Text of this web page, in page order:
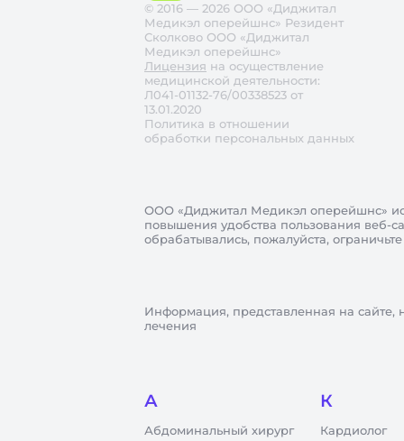
© 2016 — 2026 ООО «Диджитал
Медикэл оперейшнс» Резидент
Сколково ООО «Диджитал
Медикэл оперейшнс»
Лицензия на осуществление
медицинской деятельности:
Л041-01132-76/00338523 от
13.01.2020
Политика в отношении
обработки персональных данных
ООО «Диджитал Медикэл оперейшнс»
повышения удобства пользования веб-
обрабатывались, пожалуйста,
Информация, представленная на сайте,
лечения
А
Абдоминальный хирург
К
Кардиолог